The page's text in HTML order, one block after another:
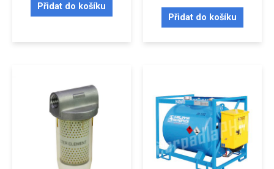
Přidat do košíku
Přidat do košíku